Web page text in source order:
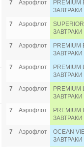
7 Аэрофлот
PREMIUM
ЗАВТРАКИ
7 Аэрофлот
7 Аэрофлот
PREMIUM
ЗАВТРАКИ
7 Аэрофлот
PREMIUM
ЗАВТРАКИ
7 Аэрофлот
PREMIUM
7 Аэрофлот
PREMIUM
7 Аэрофлот
OCEAN
ЗАВТРАКИ